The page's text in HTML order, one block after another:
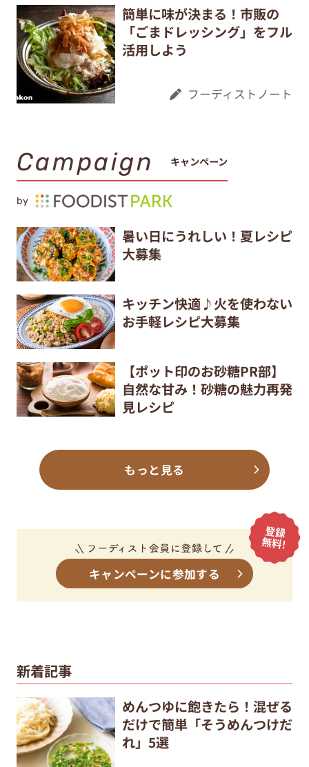
簡単に味が決まる！市販の
「ごまドレッシング」をフル
活用しよう
フーディストノート
Campaign キャンペーン
by
暑い日にうれしい！夏レシピ
大募集
キッチン快適♪火を使わない
お手軽レシピ大募集
【ポット印のお砂糖PR部】
自然な甘み！砂糖の魅力再発
見レシピ
もっと見る
キャンペーンに参加する
新着記事
めんつゆに飽きたら！混ぜる
だけで簡単「そうめんつけだ
れ」5選